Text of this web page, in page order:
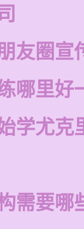
友圈宣
哪里好
学尤克
需要哪